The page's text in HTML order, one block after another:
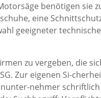
benötigen sie
eine
geeigneter
zu vergeben, die
Zur eigenen Si-
nehmer